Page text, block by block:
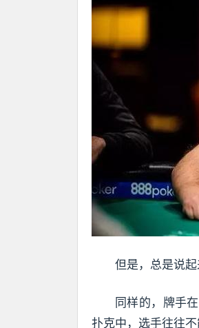
但是，总是说起
同样的，牌手
扑克中，选手往往